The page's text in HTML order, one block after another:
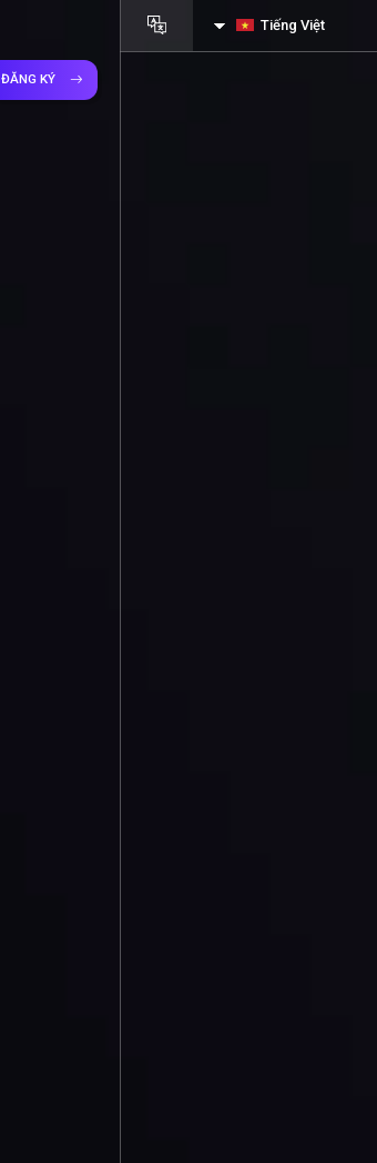
ĐĂNG KÝ
Tiếng Việt